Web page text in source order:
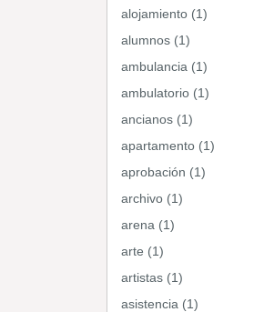
alojamiento (1)
alumnos (1)
ambulancia (1)
ambulatorio (1)
ancianos (1)
apartamento (1)
aprobación (1)
archivo (1)
arena (1)
arte (1)
artistas (1)
asistencia (1)